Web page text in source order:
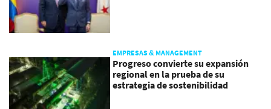
EMPRESAS & MANAGEMENT
Progreso convierte su expansión
regional en la prueba de su
estrategia de sostenibilidad